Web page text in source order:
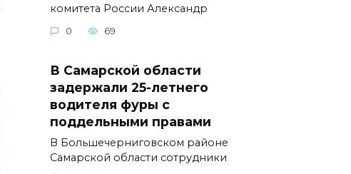
комитета России Александр
0 69
В Самарской области
задержали 25-летнего
водителя фуры с
поддельными правами
В Большечерниговском районе
Самарской области сотрудники